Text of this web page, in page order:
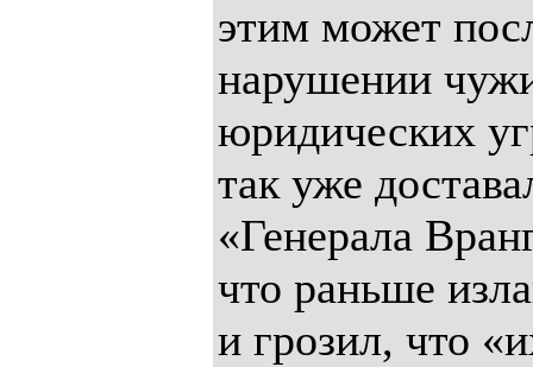
этим может
нарушении
юридических
так уже
«Генерала
что раньше
и грозил, что